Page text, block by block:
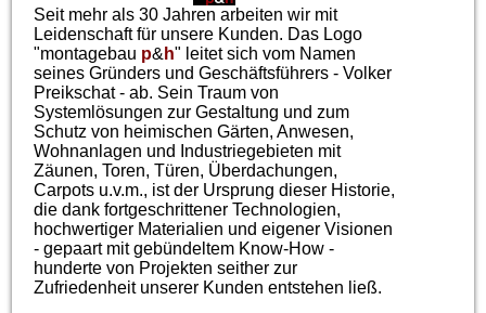
Seit mehr als 30 Jahren arbeiten wir mit
Leidenschaft für unsere Kunden. Das Logo
"montagebau p& h" leitet sich vom Namen
seines Gründers und Geschäftsführers - Volker
Preikschat - ab. Sein Traum von
Systemlösungen zur Gestaltung und zum
Schutz von heimischen Gärten, Anwesen,
Wohnanlagen und Industriegebieten mit
Zäunen, Toren, Türen, Überdachungen,
Carpots u.v.m., ist der Ursprung dieser Historie,
die dank fortgeschrittener Technologien,
hochwertiger Materialien und eigener Visionen
- gepaart mit gebündeltem Know-How -
hunderte von Projekten seither zur
Zufriedenheit unserer Kunden entstehen ließ.